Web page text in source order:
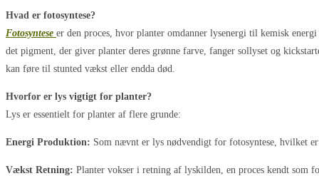
Hvad er fotosyntese?
Fotosyntese er den proces, hvor planter omdanner lysenergi til kemisk
det pigment, der giver planter deres grønne farve, fanger sollyset og
kan føre til stunted vækst eller endda død.
Hvorfor er lys vigtigt for planter?
Lys er essentielt for planter af flere grunde:
Energi Produktion: Som nævnt er lys nødvendigt for fotosyntese, hvilket
Vækst Retning: Planter vokser i retning af lyskilden, en proces kendt som